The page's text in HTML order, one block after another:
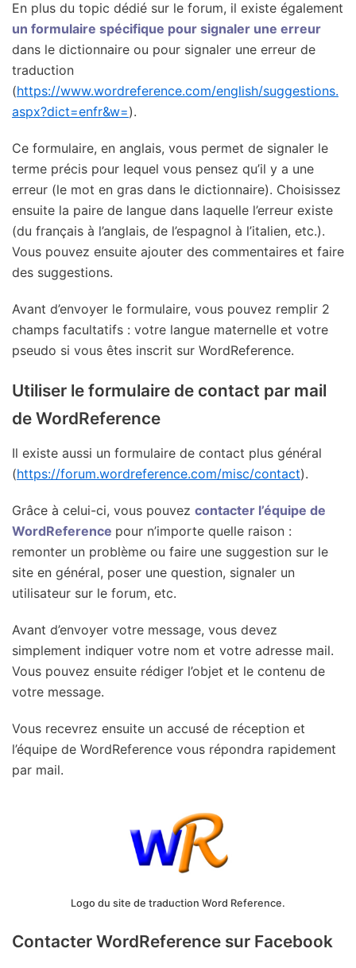
En plus du topic dédié sur le forum, il existe également
un formulaire spécifique pour signaler une erreur
dans le dictionnaire ou pour signaler une erreur de
traduction
(https://www.wordreference.com/english/suggestions.
aspx?dict=enfr&w=).
Ce formulaire, en anglais, vous permet de signaler le
terme précis pour lequel vous pensez qu’il y a une
erreur (le mot en gras dans le dictionnaire). Choisissez
ensuite la paire de langue dans laquelle l’erreur existe
(du français à l’anglais, de l’espagnol à l’italien, etc.).
Vous pouvez ensuite ajouter des commentaires et faire
des suggestions.
Avant d’envoyer le formulaire, vous pouvez remplir 2
champs facultatifs : votre langue maternelle et votre
pseudo si vous êtes inscrit sur WordReference.
Utiliser le formulaire de contact par mail
de WordReference
Il existe aussi un formulaire de contact plus général
(https://forum.wordreference.com/misc/contact).
Grâce à celui-ci, vous pouvez contacter l’équipe de
WordReference pour n’importe quelle raison :
remonter un problème ou faire une suggestion sur le
site en général, poser une question, signaler un
utilisateur sur le forum, etc.
Avant d’envoyer votre message, vous devez
simplement indiquer votre nom et votre adresse mail.
Vous pouvez ensuite rédiger l’objet et le contenu de
votre message.
Vous recevrez ensuite un accusé de réception et
l’équipe de WordReference vous répondra rapidement
par mail.
Logo du site de traduction Word Reference.
Contacter WordReference sur Facebook